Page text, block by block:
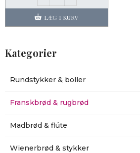
LÆG I KURV
Kategorier
Rundstykker & boller
Franskbrød & rugbrød
Madbrød & flúte
Wienerbrød & stykker